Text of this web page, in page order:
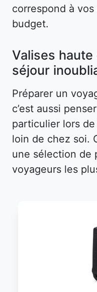
correspond à
budget.
Valises
séjour
Préparer un
c’est aussi
particulier lors
loin de chez soi.
une sélection de
voyageurs les